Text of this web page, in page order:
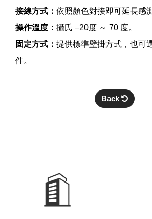
接線方式： 依照顏色對接即可延長感
操作溫度： 攝氏 –20度 ～ 70 度。
固定方式： 提供標準壁掛方式，也可
件。
Back